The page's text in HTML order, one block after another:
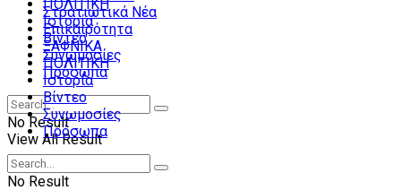
ΠΟΛΙΤΙΚΗ
Ιστορία
Βίντεο
Συνωμοσίες
Πρόσωπα
No Result
View All Result
Στρατιωτικά Νέα
Επικαιρότητα
ΞΑΦΝΙΚΑ
ΠΟΛΙΤΙΚΗ
Ιστορία
Βίντεο
Συνωμοσίες
Πρόσωπα
No Result